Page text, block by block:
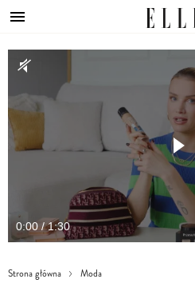
0:00 / 1:30
Strona główna Moda